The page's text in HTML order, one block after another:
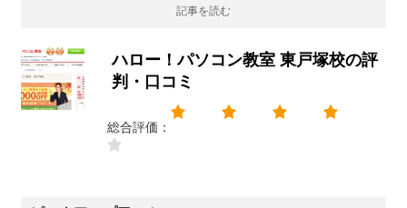
記事を読む
ハロー！パソコン教室 東戸塚校の評
判・口コミ
総合評価：